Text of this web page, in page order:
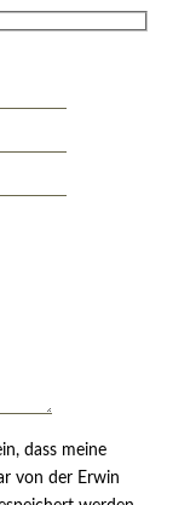
dass meine
von der Erwin